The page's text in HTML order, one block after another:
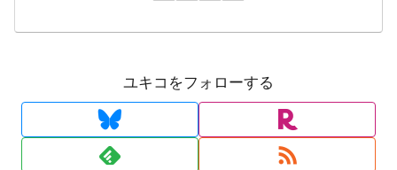
ユキコをフォローする